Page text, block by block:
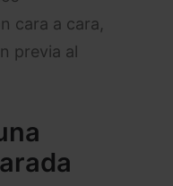
cara a cara,
previa al